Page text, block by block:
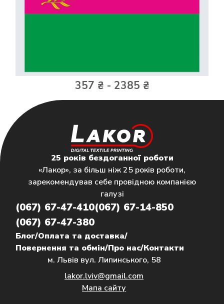
357 ₴ - 2385 ₴
25 років бездоганної роботи
«Лакор», за більш ніж 25 років роботи,
зарекомендував себе провідною компанією
галузі
(067) 67-47-410(067) 67-14-850
(067) 67-47-380
Блог/Оплата та доставка/
Повернення та обмін/Про нас/Контакти
м. Львів вул. Липинського, 58
lakor.lviv@gmail.com
Мапа сайту